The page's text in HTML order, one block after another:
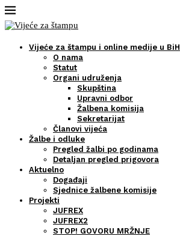
Vijeće za štampu i online medije u BiH
O nama
Statut
Organi udruženja
Skupština
Upravni odbor
Žalbena komisija
Sekretarijat
Članovi vijeća
Žalbe i odluke
Pregled žalbi po godinama
Detaljan pregled prigovora
Aktuelno
Događaji
Sjednice žalbene komisije
Projekti
JUFREX
JUFREX2
STOP! GOVORU MRŽNJE